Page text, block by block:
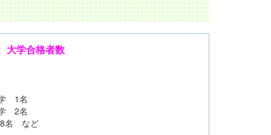
大学合格者数
1名
2名
名 など